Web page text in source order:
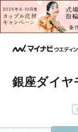
銀座ダイヤ